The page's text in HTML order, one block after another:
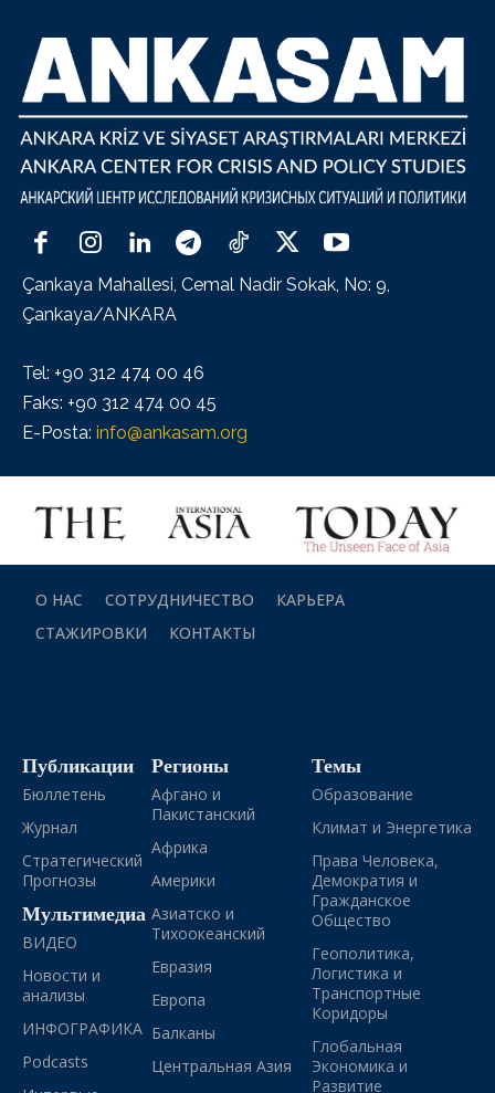
Çankaya Mahallesi, Cemal Nadir Sokak, No: 9,
Çankaya/ANKARA
Tel: +90 312 474 00 46
Faks: +90 312 474 00 45
E-Posta: info@ankasam.org
О НАС СОТРУДНИЧЕСТВО
КАРЬЕРА
СТАЖИРОВКИ
КОНТАКТЫ
Публикации
Бюллетень
Журнал
Стратегический
Прогнозы
Мультимедиа
ВИДЕО
Новости и
анализы
ИНФОГРАФИКА
Podcasts
Регионы
Афгано и
Пакистанский
Африка
Америки
Азиатско и
Тихоокеанский
Евразия
Европа
Балканы
Центральная Азия
Темы
Образование
Климат и Энергетика
Права Человека,
Демократия и
Гражданское
Общество
Геополитика,
Логистика и
Транспортные
Коридоры
Глобальная
Экономика и
Развитие